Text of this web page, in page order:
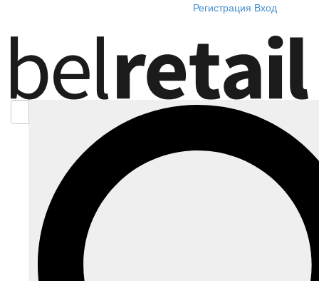
Регистрация Вход